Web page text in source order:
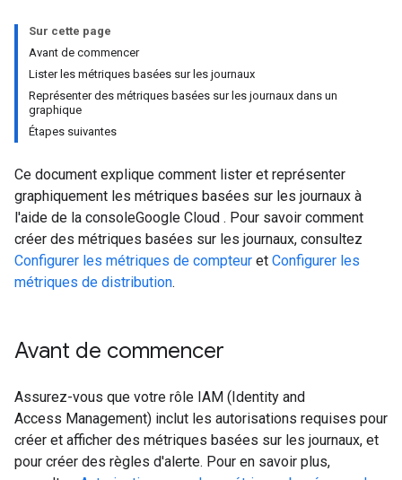
Sur cette page
Avant de commencer
Lister les métriques basées sur les journaux
Représenter des métriques basées sur les journaux dans un
graphique
Étapes suivantes
Ce document explique comment lister et représenter
graphiquement les métriques basées sur les journaux à
l'aide de la consoleGoogle Cloud . Pour savoir comment
créer des métriques basées sur les journaux, consultez
Configurer les métriques de compteur et Configurer les
métriques de distribution.
Avant de commencer
Assurez-vous que votre rôle IAM (Identity and
Access Management) inclut les autorisations requises pour
créer et afficher des métriques basées sur les journaux, et
pour créer des règles d'alerte. Pour en savoir plus,